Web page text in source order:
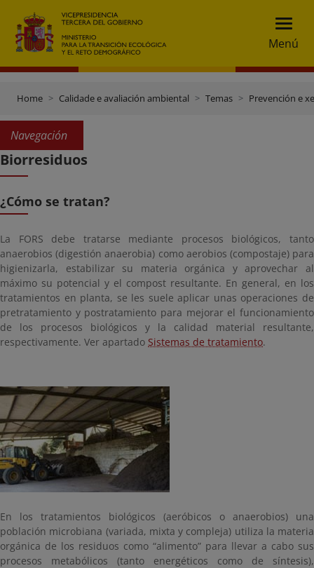
Menú
Home Calidade e avaliación ambiental Temas Prevención e
Navegación
Biorresiduos
¿Cómo se tratan?
La FORS debe tratarse mediante procesos biológicos, tanto
anaerobios (digestión anaerobia) como aerobios (compostaje) para
higienizarla, estabilizar su materia orgánica y aprovechar al
máximo su potencial y el compost resultante. En general, en los
tratamientos en planta, se les suele aplicar unas operaciones de
pretratamiento y postratamiento para mejorar el funcionamiento
de los procesos biológicos y la calidad material resultante,
respectivamente. Ver apartado Sistemas de tratamiento.
En los tratamientos biológicos (aeróbicos o anaerobios) una
población microbiana (variada, mixta y compleja) utiliza la materia
orgánica de los residuos como “alimento” para llevar a cabo sus
procesos metabólicos (tanto energéticos como de síntesis),